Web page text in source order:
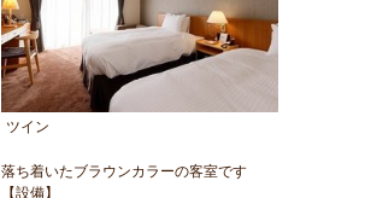
ツイン
落ち着いたブラウンカラーの客室です
【設備】